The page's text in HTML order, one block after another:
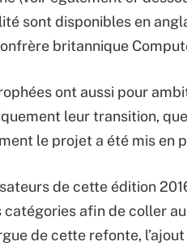
sont disponibles en
britannique
ont aussi pour
leur transition,
le projet a été mis en
de cette édition
catégories afin de coller
de cette refonte,